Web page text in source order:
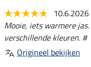
10.6.2026
Mooie, iets warmere
verschillende kleuren. #
Origineel bekijken